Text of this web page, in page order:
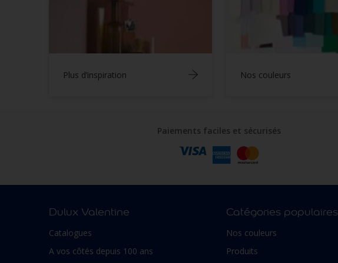
Plus d’inspiration Nos couleurs
Paiements faciles et sécurisés
Dulux Valentine
Catalogues
A vos côtés depuis 100 ans
Catégories populaires
Nos couleurs
Produits